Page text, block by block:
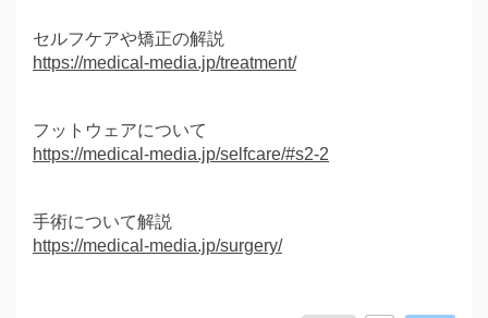
セルフケアや矯正の解説
https://medical-media.jp/treatment/
フットウェアについて
https://medical-media.jp/selfcare/#s2-2
手術について解説
https://medical-media.jp/surgery/